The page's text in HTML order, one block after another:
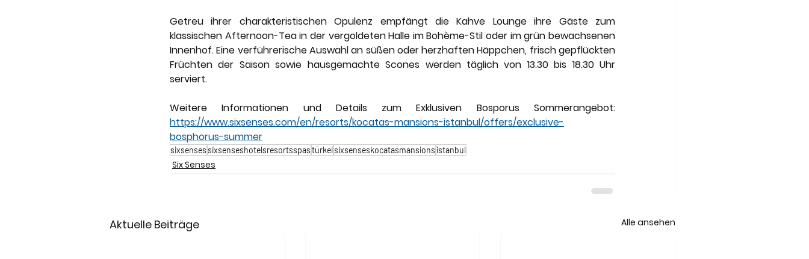
Getreu ihrer charakteristischen Opulenz empfängt die Kahve Lounge ihre Gäste zum
klassischen Afternoon-Tea in der vergoldeten Halle im Bohème-Stil oder im grün bewachsenen
Innenhof. Eine verführerische Auswahl an süßen oder herzhaften Häppchen, frisch gepflückten
Früchten der Saison sowie hausgemachte Scones werden täglich von 13.30 bis 18.30 Uhr
serviert.
https://www.sixsenses.com/en/resorts/kocatas-mansions-istanbul/offers/exclusive-
bosphorus-summer
sixsensessixsenseshotelsresortsspastürkeisixsenseskocatasmansions istanbul
Six Senses
Aktuelle Beiträge Alle ansehen